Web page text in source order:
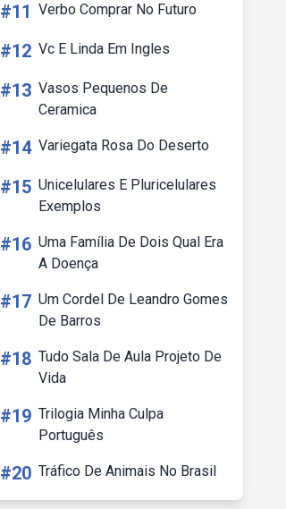
#11 Verbo Comprar No Futuro
#12 Vc E Linda Em Ingles
#13 Vasos Pequenos De
Ceramica
#14 Variegata Rosa Do Deserto
#15 Unicelulares E Pluricelulares
Exemplos
#16 Uma Família De Dois Qual Era
A Doença
#17 Um Cordel De Leandro Gomes
De Barros
#18 Tudo Sala De Aula Projeto De
Vida
#19 Trilogia Minha Culpa
Português
#20 Tráfico De Animais No Brasil